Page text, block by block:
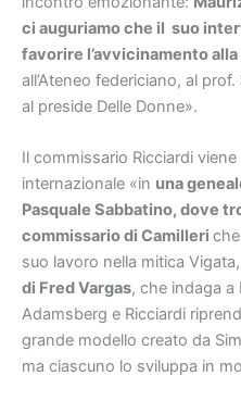
ci auguriamo che il suo
favorire l’avvicinamento
all’Ateneo federiciano, al
al preside Delle Donne».
Il commissario Ricciardi
internazionale «in una
Pasquale Sabbatino, dove
commissario di Camilleri
suo lavoro nella mitica Vigata,
di Fred Vargas, che indaga a
Adamsberg e Ricciardi
grande modello creato da
ma ciascuno lo sviluppa in